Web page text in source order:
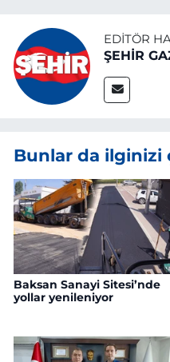
EDITÖR
ŞEHİR
Bunlar da ilginizi
Baksan Sanayi Sitesi’nde
yollar yenileniyor